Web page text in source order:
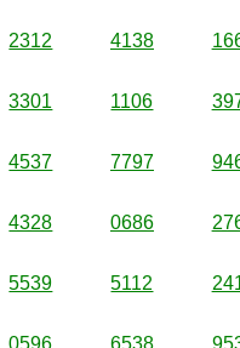
2312 4138
3301 1106
4537 7797
4328 0686
5539 5112
0596 6538